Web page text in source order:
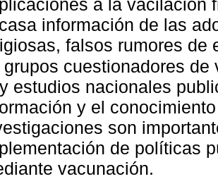
información de las
falsos rumores de
grupos cuestionadores de
estudios nacionales
y el
son
de políticas
vacunación.